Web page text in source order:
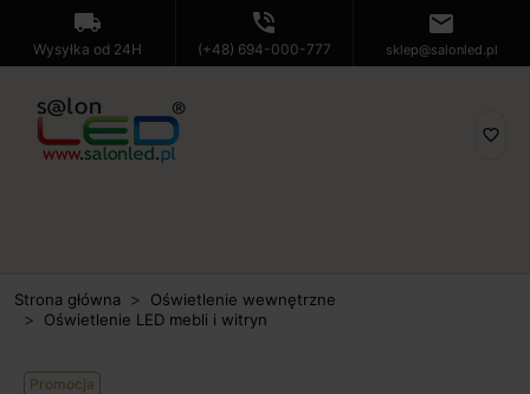
local_shipping
Wysyłka od 24H
phone_in_talk
(+48) 694-000-777
mail
sklep@salonled.pl
favorite_border
Strona główna
Oświetlenie wewnętrzne
Oświetlenie LED mebli i witryn
Promocja